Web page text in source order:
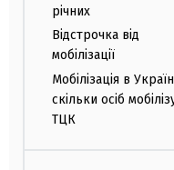
річних
Відстрочка від
мобілізації
Мобілізація в
скільки осіб
ТЦК